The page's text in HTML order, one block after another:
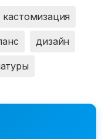
кастомизация
дизайн